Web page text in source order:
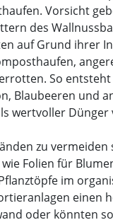
Vorsicht
des
auf Grund ihrer
So entsteht
Blaubeeren und
wertvoller
zu vermeiden
Folien für
im
einen
oder könnten